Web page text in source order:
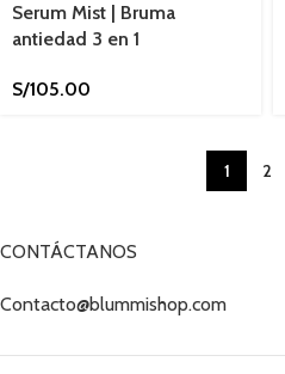
Serum Mist | Bruma
antiedad 3 en 1
S/105.00
1 2
CONTÁCTANOS
Contacto@blummishop.com